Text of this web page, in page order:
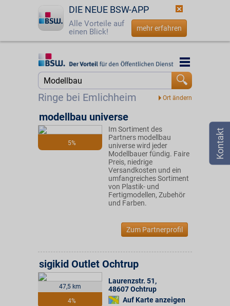
DIE NEUE BSW-APP
Alle Vorteile auf
einen Blick!
mehr erfahren
Startseite
Login
☎ 0800 - 279 25 82
Ringe bei Emlichheim
Startseite
5%
modellbau universe
Im Sortiment des
Partners modellbau
universe wird jeder
Modellbauer fündig. Faire
Preis, niedrige
Versandkosten und ein
umfangreiches Sortiment
von Plastik- und
Fertigmodellen, Zubehör
und Farben.
Zum Partnerprofil
47,5 km
4%
sigikid Outlet Ochtrup
Laurenzstr. 51,
48607Ochtrup
Auf Karte anzeigen